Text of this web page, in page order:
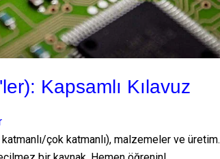
Kapsamlı Kılavuz
çok katmanlı), malzemeler ve üretim.